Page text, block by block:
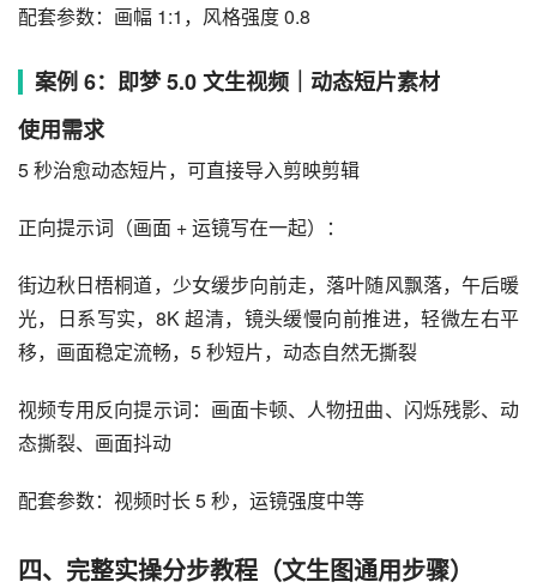
配套参数：画幅 1:1，风格强度 0.8
案例 6：即梦 5.0 文生视频｜动态短片素材
使用需求
5 秒治愈动态短片，可直接导入剪映剪辑
正向提示词（画面 + 运镜写在一起）：
街边秋日梧桐道，少女缓步向前走，落叶随风飘落，午后暖
光，日系写实，8K 超清，镜头缓慢向前推进，轻微左右平
移，画面稳定流畅，5 秒短片，动态自然无撕裂
视频专用反向提示词：画面卡顿、人物扭曲、闪烁残影、动
态撕裂、画面抖动
配套参数：视频时长 5 秒，运镜强度中等
四、完整实操分步教程（文生图通用步骤）